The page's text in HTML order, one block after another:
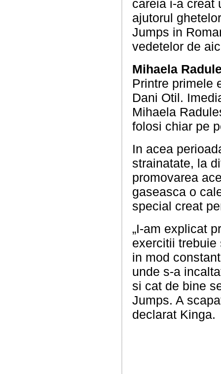
careia i-a creat
ajutorul
Jumps in
vedetelor de
Mihaela
Printre primele
Dani Otil.
Mihaela
folosi chiar pe
In acea
strainatate, la
promovarea
gaseasca o
special creat
„I-am explicat
exercitii trebuie
in mod
unde s-a
si cat de bine
Jumps. A
declarat Kinga.